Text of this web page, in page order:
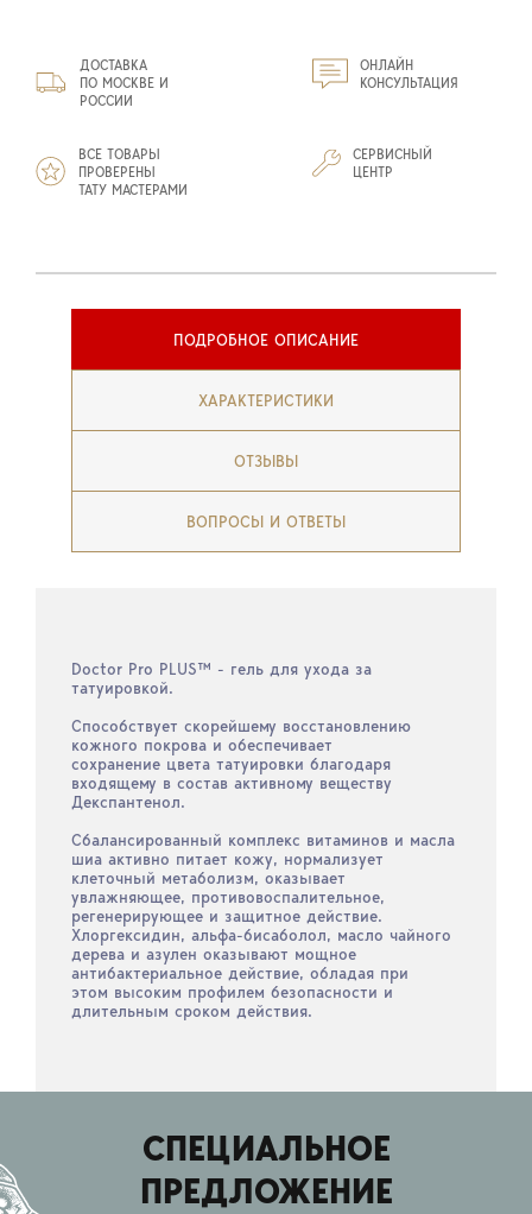
ДОСТАВКА
ПО МОСКВЕ И
РОССИИ
ОНЛАЙН
КОНСУЛЬТАЦИЯ
ВСЕ ТОВАРЫ
ПРОВЕРЕНЫ
ТАТУ МАСТЕРАМИ
СЕРВИСНЫЙ
ЦЕНТР
ПОДРОБНОЕ ОПИСАНИЕ
ХАРАКТЕРИСТИКИ
ОТЗЫВЫ
ВОПРОСЫ И ОТВЕТЫ
Doctor Pro PLUS™ - гель для ухода за
татуировкой.
Способствует скорейшему восстановлению
кожного покрова и обеспечивает
сохранение цвета татуировки благодаря
входящему в состав активному веществу
Декспантенол.
Сбалансированный комплекс витаминов и масла
шиа активно питает кожу, нормализует
клеточный метаболизм, оказывает
увлажняющее, противовоспалительное,
регенерирующее и защитное действие.
Хлоргексидин, альфа-бисаболол, масло чайного
дерева и азулен оказывают мощное
антибактериальное действие, обладая при
этом высоким профилем безопасности и
длительным сроком действия.
СПЕЦИАЛЬНОЕ
ПРЕДЛОЖЕНИЕ